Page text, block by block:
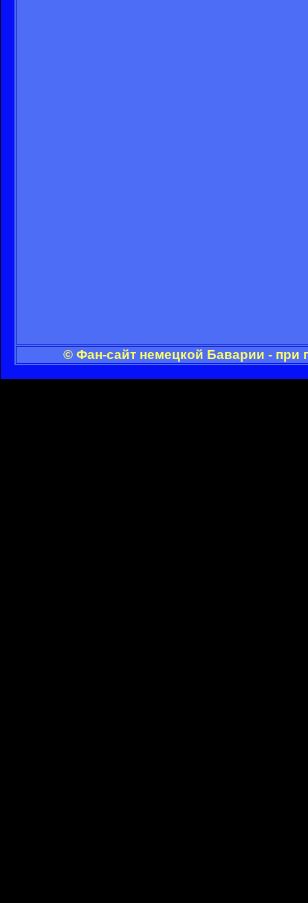
© Фан-сайт немецкой Баварии - при